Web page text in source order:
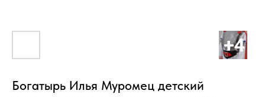
Богатырь Илья Муромец детский